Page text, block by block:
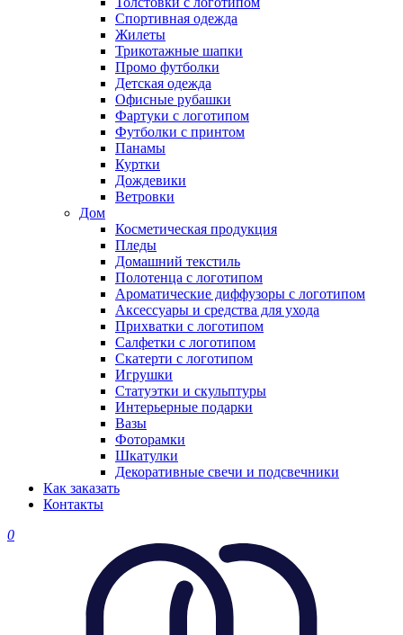
Спортивная одежда
Жилеты
Трикотажные шапки
Промо футболки
Детская одежда
Офисные рубашки
Фартуки с логотипом
Футболки с принтом
Панамы
Куртки
Дождевики
Ветровки
Дом
Косметическая продукция
Пледы
Домашний текстиль
Полотенца с логотипом
Ароматические диффузоры с логотипом
Аксессуары и средства для ухода
Прихватки с логотипом
Салфетки с логотипом
Скатерти с логотипом
Игрушки
Статуэтки и скульптуры
Интерьерные подарки
Вазы
Фоторамки
Шкатулки
Декоративные свечи и подсвечники
Как заказать
Контакты
0